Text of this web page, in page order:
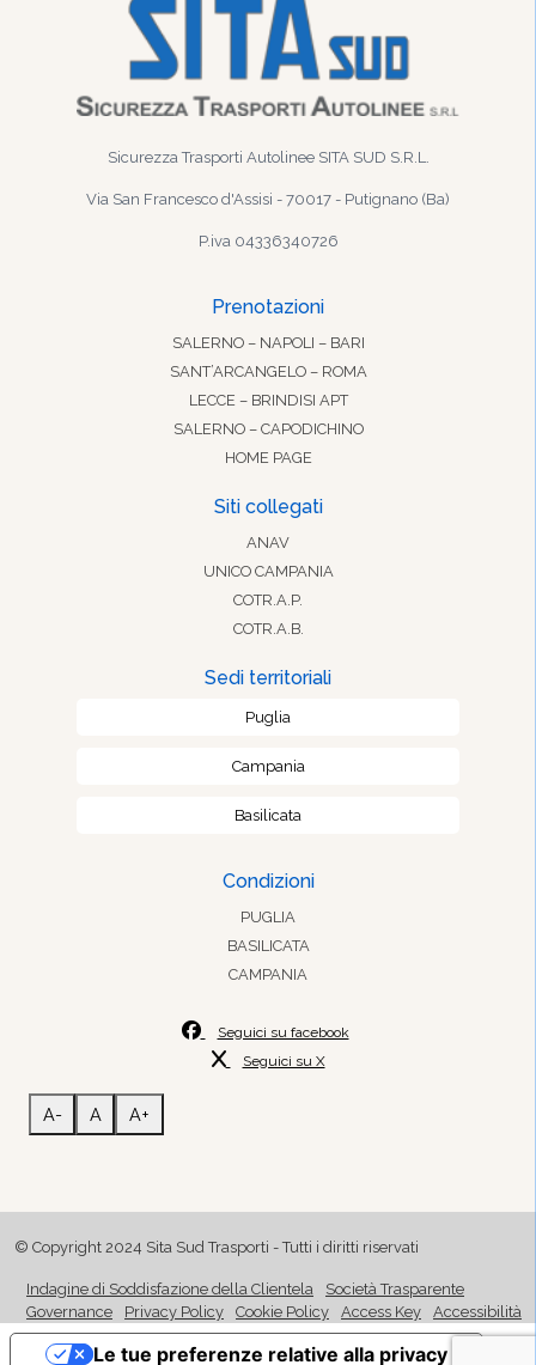
Sicurezza Trasporti Autolinee SITA SUD S.R.L.
Via San Francesco d'Assisi - 70017 - Putignano (Ba)
P.iva 04336340726
Prenotazioni
SALERNO – NAPOLI – BARI
SANT’ARCANGELO – ROMA
LECCE – BRINDISI APT
SALERNO – CAPODICHINO
HOME PAGE
Siti collegati
ANAV
UNICO CAMPANIA
COTR.A.P.
COTR.A.B.
Sedi territoriali
Puglia
Campania
Basilicata
Condizioni
PUGLIA
BASILICATA
CAMPANIA
Seguici su facebook
Seguici su X
A- A A+
© Copyright 2024 Sita Sud Trasporti - Tutti i diritti riservati
Indagine di Soddisfazione della Clientela
Società Trasparente
Governance
Privacy Policy Cookie Policy Access Key Accessibilità
Le tue preferenze relative alla privacy